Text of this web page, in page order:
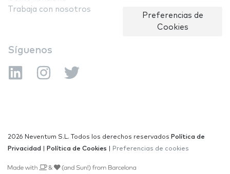
Trabaja con nosotros
Preferencias de
Cookies
Síguenos
2026 Neventum S.L. Todos los derechos reservados Política de
Privacidad
Política de Cookies Preferencias de cookies